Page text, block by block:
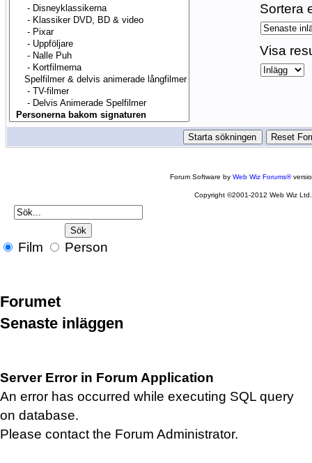
Sortera
Visa
Forum Software byWeb Wiz Forums®
Copyright ©2001-2012 Web Wiz Ltd.
Film Person
Forumet
Senaste inläggen
Server Error in Forum Application
An error has occurred while executing SQL query
on database.
Please contact the Forum Administrator.